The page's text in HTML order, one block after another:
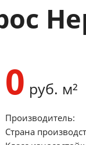
0 руб. м²
Производитель:
Страна